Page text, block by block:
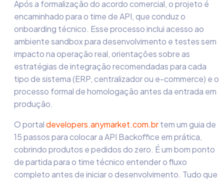
Após a formalização do acordo comercial, o projeto é
encaminhado para o time de API, que conduz o
onboarding técnico. Esse processo inclui acesso ao
ambiente sandbox para desenvolvimento e testes sem
impacto na operação real, orientações sobre as
estratégias de integração recomendadas para cada
tipo de sistema (ERP, centralizador ou e-commerce) e o
processo formal de homologação antes da entrada em
produção.
O portaldevelopers.anymarket.com.brtem um guia de
15 passos para colocar a API Backoffice em prática,
cobrindo produtos e pedidos do zero. É um bom ponto
de partida para o time técnico entender o fluxo
completo antes de iniciar o desenvolvimento. Tudo que